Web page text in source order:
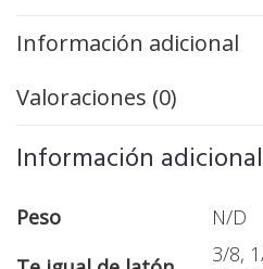
Información adicional
Valoraciones (0)
Información adicional
Peso
N/D
3/8,